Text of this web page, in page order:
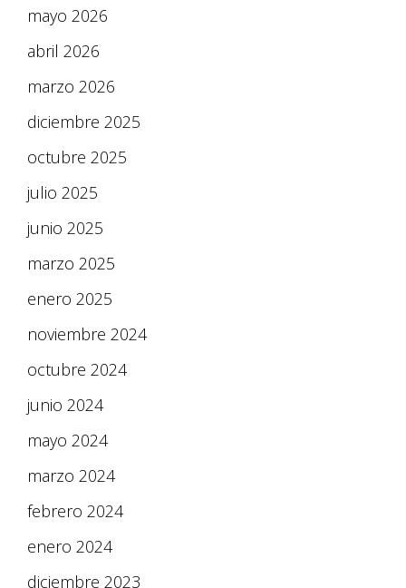
mayo 2026
abril 2026
marzo 2026
diciembre 2025
octubre 2025
julio 2025
junio 2025
marzo 2025
enero 2025
noviembre 2024
octubre 2024
junio 2024
mayo 2024
marzo 2024
febrero 2024
enero 2024
diciembre 2023